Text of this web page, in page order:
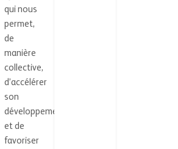
qui nous
permet,
de
manière
collective,
d’accélérer
son
développement
et de
favoriser